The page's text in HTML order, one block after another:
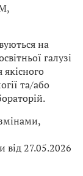
на
галузі
та/або
від 27.05.2026